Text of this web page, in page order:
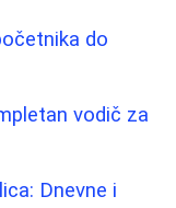
do
vodič za
Dnevne i